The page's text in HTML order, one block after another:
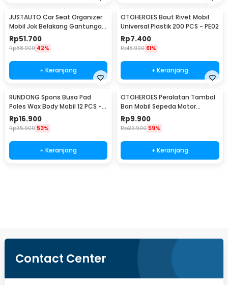
JUSTAUTO Car Seat Organizer
Mobil Jok Belakang Gantungan
Barang Tisu - Z-354
Rp51.700
Rp88.900 42%
+ Keranjang
OTOHEROES Baut Rivet Mobil
Universal Plastik 200 PCS - PE02
Rp7.400
Rp18.900 61%
+ Keranjang
RUNDONG Spons Busa Pad
Poles Wax Body Mobil 12 PCS -
R2010
Rp16.900
Rp35.900 53%
+ Keranjang
OTOHEROES Peralatan Tambal
Ban Mobil Sepeda Motor
Tubeless - KBTB02
Rp9.900
Rp23.900 59%
+ Keranjang
Contact Center